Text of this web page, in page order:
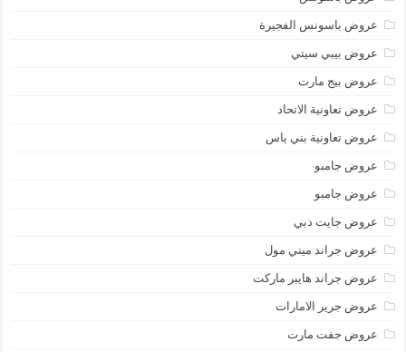
عروض باسونس الفجيرة
عروض بيبي سيتي
عروض بيج مارت
عروض تعاونية الاتحاد
عروض تعاونية بني ياس
عروض جامبو
عروض جامبو
عروض جايت دبي
عروض جراند ميني مول
عروض جراند هايبر ماركت
عروض جرير الامارات
عروض جفت مارت